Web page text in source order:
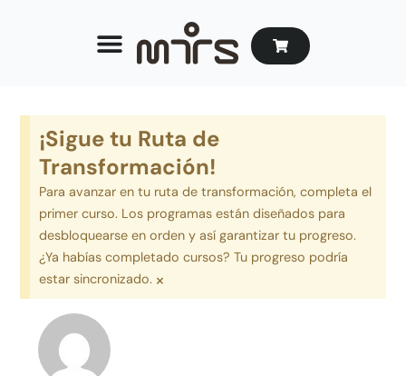
¡Sigue tu Ruta de
Transformación!
Para avanzar en tu ruta de transformación, completa el
primer curso. Los programas están diseñados para
desbloquearse en orden y así garantizar tu progreso.
¿Ya habías completado cursos? Tu progreso podría
estar sincronizado. ×